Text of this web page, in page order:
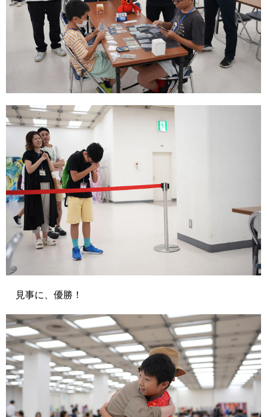
見事に、優勝！